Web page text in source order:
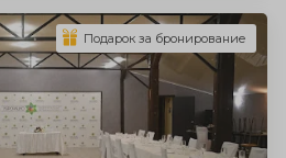
Подарок за бронирование